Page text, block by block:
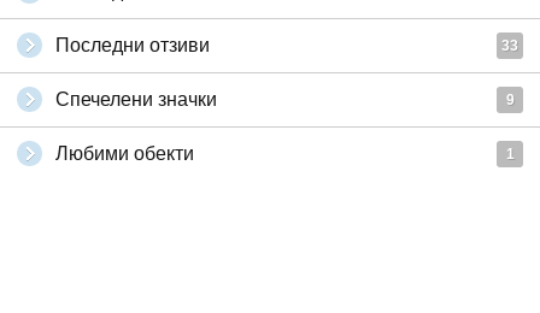
Последни отзиви 33
Спечелени значки 9
Любими обекти 1